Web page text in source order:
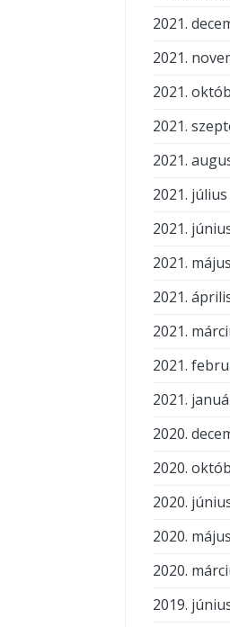
2021.
2021.
2021.
2021.
2021.
2021. július
2021.
2021. május
2021.
2021.
2021.
2021.
2020.
2020.
2020.
2020. május
2020.
2019.